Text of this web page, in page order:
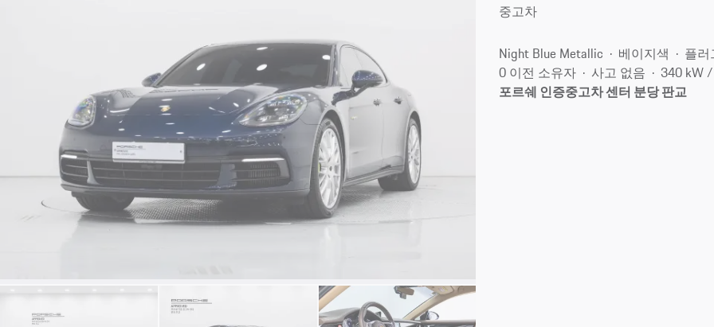
중고차
Night Blue Metallic 베이지색
플
0 이전 소유자
사고 없음
340 kW
포르쉐 인증중고차 센터 분당 판교